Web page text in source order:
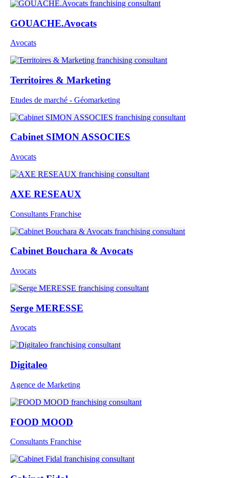
GOUACHE.Avocats
Avocats
Territoires & Marketing
Etudes de marché - Géomarketing
Cabinet SIMON ASSOCIES
Avocats
AXE RESEAUX
Consultants Franchise
Cabinet Bouchara & Avocats
Avocats
Serge MERESSE
Avocats
Digitaleo
Agence de Marketing
FOOD MOOD
Consultants Franchise